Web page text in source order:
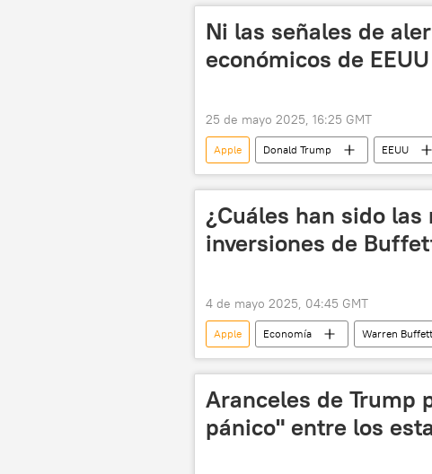
Ni las señales de
económicos de EEUU
25 de mayo 2025, 16:25 GMT
Apple Donald Trump EEUU
📈 Mercados y finanzas
aranceles
¿Cuáles han sido
inversiones de
4 de mayo 2025, 04:45 GMT
Apple Economía Warren Buffett
iPhone
🏛️ Compañías 📈
Aranceles de Trump
pánico" entre los